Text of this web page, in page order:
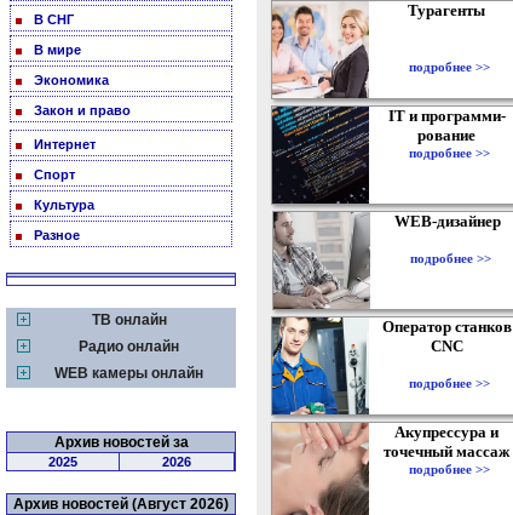
В СНГ
В мире
Экономика
Закон и право
Интернет
Спорт
Культура
Разное
ТВ онлайн
Радио онлайн
WEB камеры онлайн
Архив новостей за
2025 2026
Архив новостей (Август 2026)
Турагенты
подробнее >>
IT и программи-
рование
подробнее >>
WEB-дизайнер
подробнее >>
Оператор станков
CNC
подробнее >>
Акупрессура и
точечный массаж
подробнее >>